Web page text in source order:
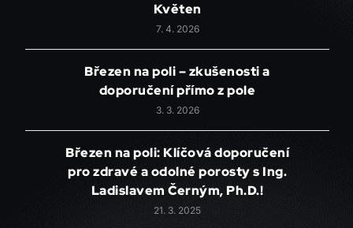
Květen
7. 4. 2026
Březen na poli – zkušenosti a
doporučení přímo z pole
3. 3. 2026
Březen na poli: Klíčová doporučení
pro zdravé a odolné porosty s Ing.
Ladislavem Černým, Ph.D.!
21. 3. 2025